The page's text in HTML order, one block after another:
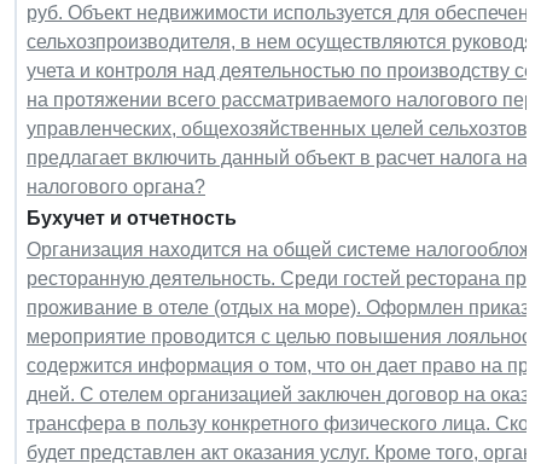
руб. Объект недвижимости используется для
сельхозпроизводителя, в нем осуществляются
учета и контроля над деятельностью по производству
на протяжении всего рассматриваемого налогового
управленческих, общехозяйственных целей
предлагает включить данный объект в расчет налога
налогового органа?
Бухучет и отчетность
Организация находится на общей системе
ресторанную деятельность. Среди гостей ресторана
проживание в отеле (отдых на море). Оформлен приказ
мероприятие проводится с целью повышения
содержится информация о том, что он дает право на
дней. С отелем организацией заключен договор на
трансфера в пользу конкретного физического лица.
будет представлен акт оказания услуг. Кроме того,